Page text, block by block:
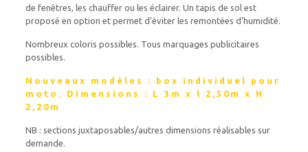
de fenêtres, les chauffer ou les éclairer. Un tapis de sol est
proposé en option et permet d’éviter les remontées d’humidité.
Nombreux coloris possibles. Tous marquages publicitaires
possibles.
Nouveaux modèles : box individuel pour
moto. Dimensions : L 3m x l 2,50m x H
2,20m
NB : sections juxtaposables/autres dimensions réalisables sur
demande.